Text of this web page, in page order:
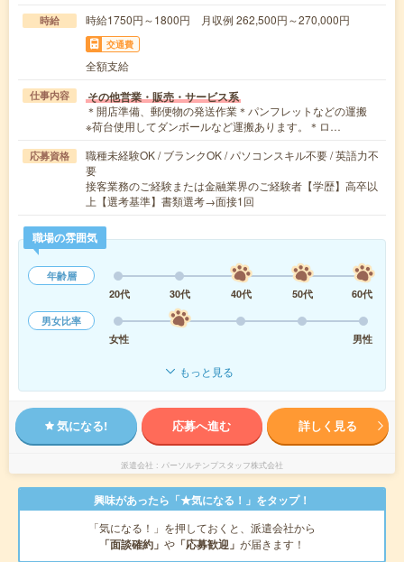
時給 時給1750円～1800円 月収例 262,500円～270,000円
交通費
全額支給
仕事内容 その他営業・販売・サービス系
＊開店準備、郵便物の発送作業＊パンフレットなどの運搬
※荷台使用してダンボールなど運搬あります。＊ロ…
応募資格
職種未経験OK / ブランクOK / パソコンスキル不要 / 英語力不
要
接客業務のご経験または金融業界のご経験者【学歴】高卒以
上【選考基準】書類選考→面接1回
職場の雰囲気
年齢層
20代
30代 40代 50代
60代
男女比率
女性
男性
もっと見る
気になる! 応募へ進む 詳しく見る
派遣会社 パーソルテンプスタッフ株式会社
興味があったら「★気になる！」をタップ！
「気になる！」を押しておくと、派遣会社から
「面談確約」 や 「応募歓迎」 が届きます！